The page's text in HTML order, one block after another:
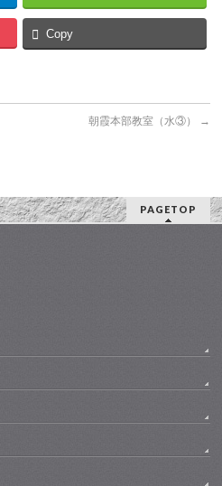
Copy
朝霞本部教室（水③） →
PAGETOP